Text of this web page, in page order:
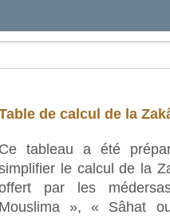
de calcul de la
Ce tableau a été
le calcul de la
par les
Mouslima », « Sâhat